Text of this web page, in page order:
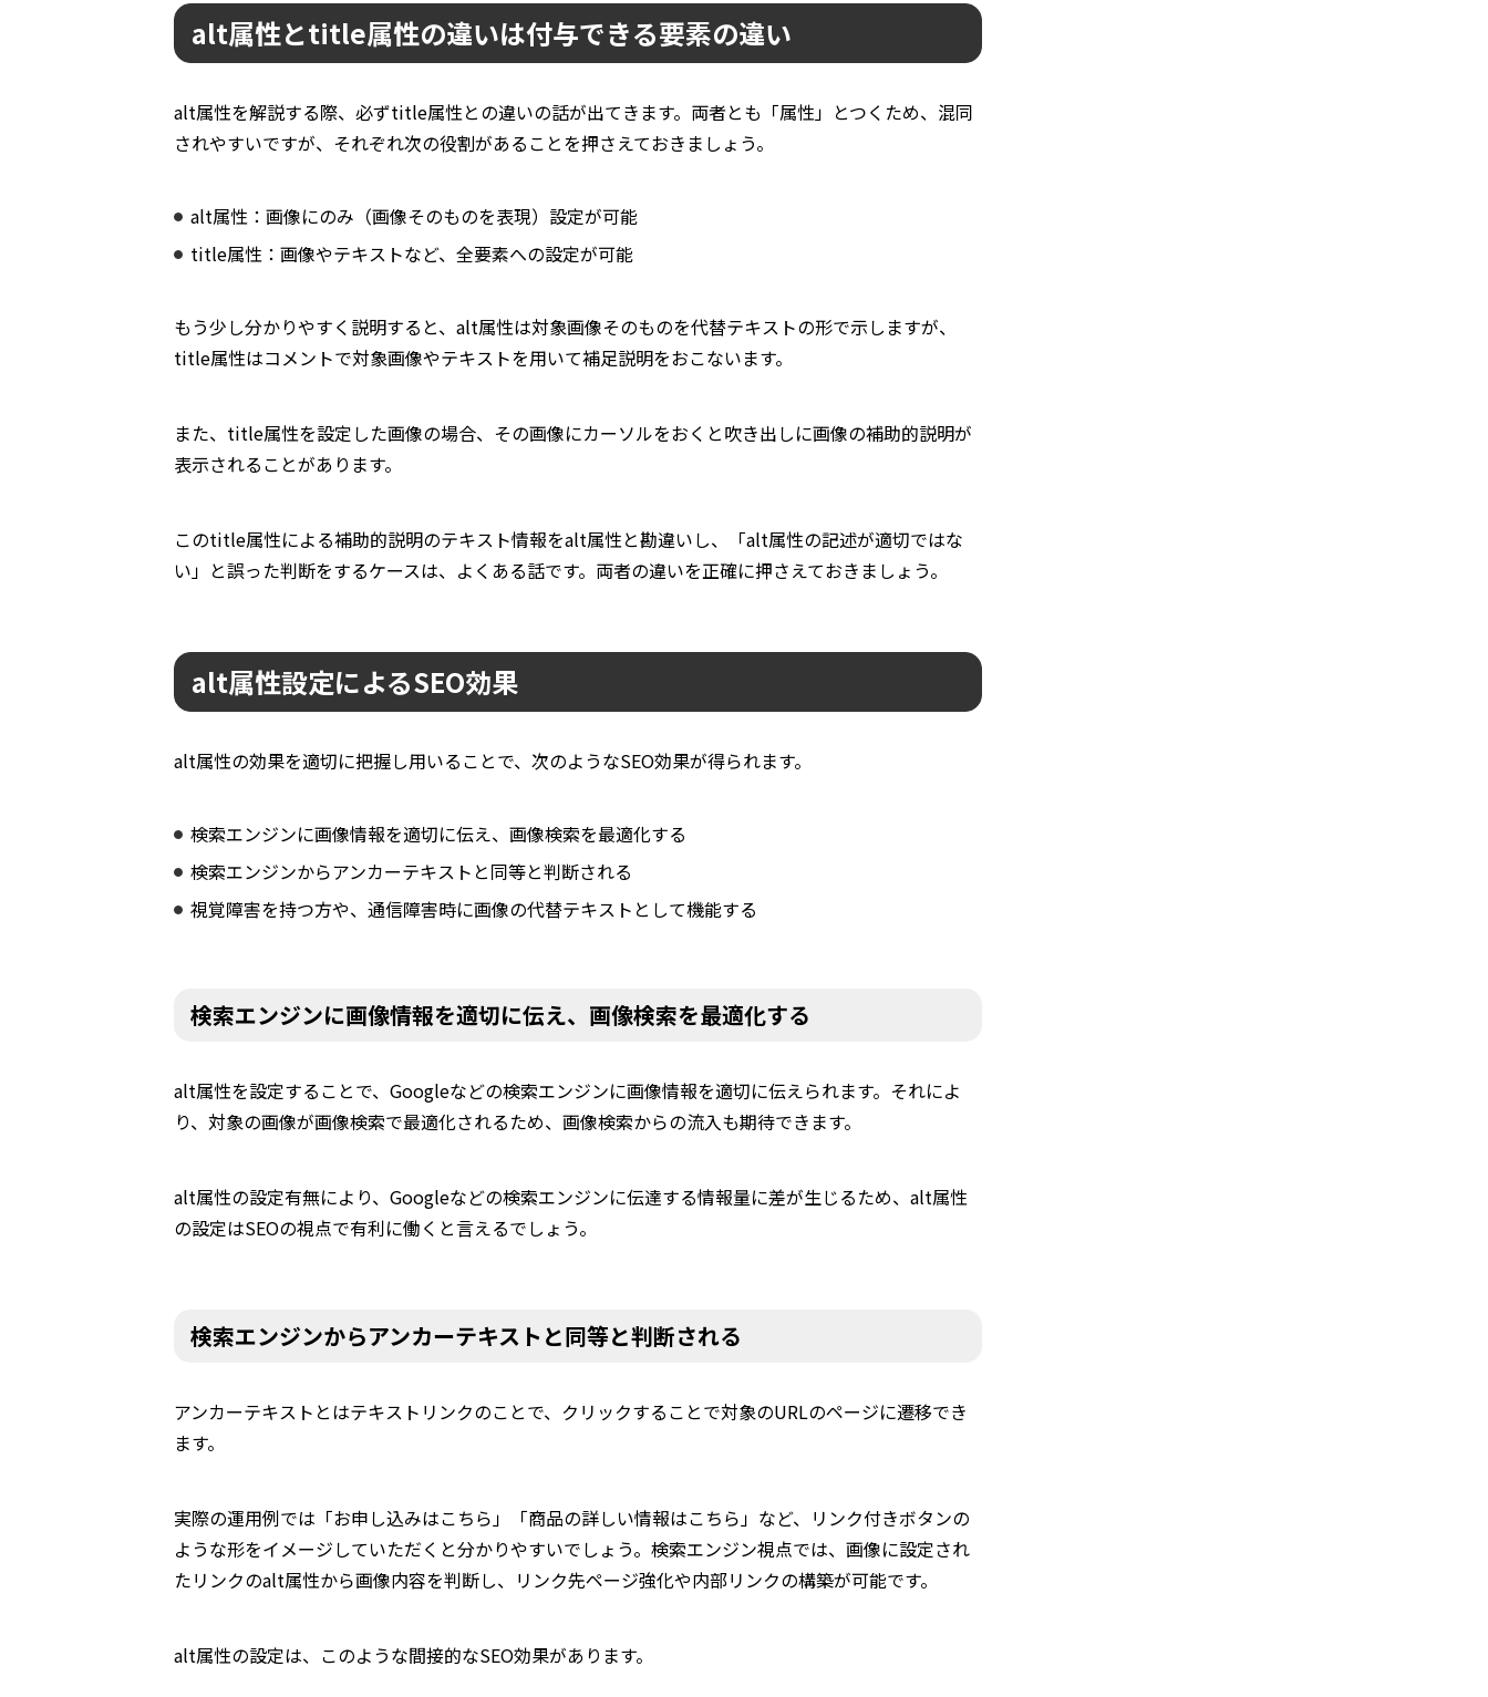
alt属性とtitle属性の違いは付与できる要素の違い
alt属性を解説する際、必ずtitle属性との違いの話が出てきます。両者とも「属性」とつくため、混同
されやすいですが、それぞれ次の役割があることを押さえておきましょう。
alt属性：画像にのみ（画像そのものを表現）設定が可能
title属性：画像やテキストなど、全要素への設定が可能
もう少し分かりやすく説明すると、alt属性は対象画像そのものを代替テキストの形で示しますが、
title属性はコメントで対象画像やテキストを用いて補足説明をおこないます。
また、title属性を設定した画像の場合、その画像にカーソルをおくと吹き出しに画像の補助的説明が
表示されることがあります。
このtitle属性による補助的説明のテキスト情報をalt属性と勘違いし、「alt属性の記述が適切ではな
い」と誤った判断をするケースは、よくある話です。両者の違いを正確に押さえておきましょう。
alt属性設定によるSEO効果
alt属性の効果を適切に把握し用いることで、次のようなSEO効果が得られます。
検索エンジンに画像情報を適切に伝え、画像検索を最適化する
検索エンジンからアンカーテキストと同等と判断される
視覚障害を持つ方や、通信障害時に画像の代替テキストとして機能する
検索エンジンに画像情報を適切に伝え、画像検索を最適化する
alt属性を設定することで、Googleなどの検索エンジンに画像情報を適切に伝えられます。それによ
り、対象の画像が画像検索で最適化されるため、画像検索からの流入も期待できます。
alt属性の設定有無により、Googleなどの検索エンジンに伝達する情報量に差が生じるため、alt属性
の設定はSEOの視点で有利に働くと言えるでしょう。
検索エンジンからアンカーテキストと同等と判断される
アンカーテキストとはテキストリンクのことで、クリックすることで対象のURLのページに遷移でき
ます。
実際の運用例では「お申し込みはこちら」「商品の詳しい情報はこちら」など、リンク付きボタンの
ような形をイメージしていただくと分かりやすいでしょう。検索エンジン視点では、画像に設定され
たリンクのalt属性から画像内容を判断し、リンク先ページ強化や内部リンクの構築が可能です。
alt属性の設定は、このような間接的なSEO効果があります。